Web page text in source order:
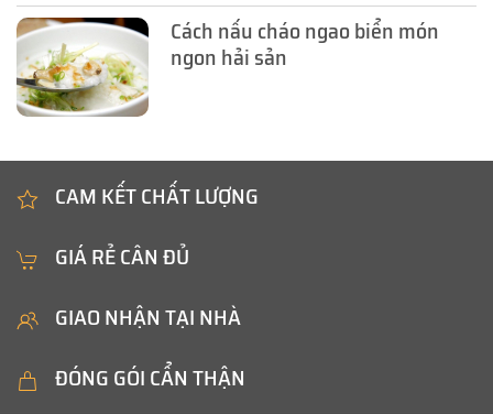
Cách nấu cháo ngao biển món
ngon hải sản
CAM KẾT CHẤT LƯỢNG
GIÁ RẺ CÂN ĐỦ
GIAO NHẬN TẠI NHÀ
ĐÓNG GÓI CẨN THẬN